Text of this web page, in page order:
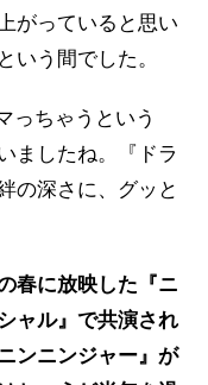
がっていると思い
いう間でした。
っちゃうという
ましたね。『ドラ
の深さに、グッと
春に放映した『ニ
ャル』で共演され
ンニンジャー』が